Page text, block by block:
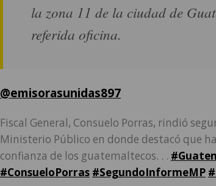
la zona 11 de la ciudad de
referida oficina.
@emisorasunidas897
Fiscal General, Consuelo Porras, rindió
Ministerio Público en donde destacó que
confianza de los guatemaltecos. . .
#ConsueloPorras #SegundoInformeMP